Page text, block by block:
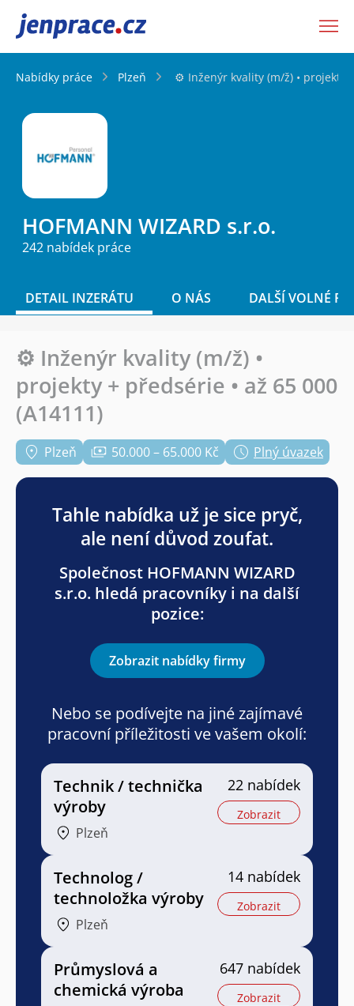
JenPráce.cz
Nabídky práce Plzeň ⚙️ Inženýr kvality (m/ž) • projekty
HOFMANN WIZARD s.r.o.
242 nabídek práce
DETAIL INZERÁTU O NÁS DALŠÍ VOLNÉ
⚙️ Inženýr kvality (m/ž) •
projekty + předsérie • až 65 000
(A14111)
Plzeň 50.000 – 65.000 Kč Plný úvazek
Tahle nabídka už je sice pryč,
ale není důvod zoufat.
Společnost HOFMANN WIZARD
s.r.o. hledá pracovníky i na další
pozice:
Zobrazit nabídky firmy
Nebo se podívejte na jiné zajímavé
pracovní příležitosti ve vašem okolí:
Technik / technička
výroby
Plzeň
22 nabídek
Zobrazit
Technolog /
technoložka výroby
Plzeň
14 nabídek
Zobrazit
Průmyslová a
chemická výroba
647 nabídek
Zobrazit